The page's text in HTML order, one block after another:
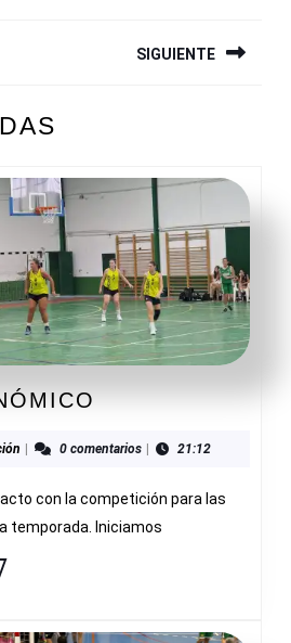
SIGUIENTE
entrada:
AUTONÓMICO
Redacción0 comentarios 21:12
con la competición para las
temporada. Iniciamos